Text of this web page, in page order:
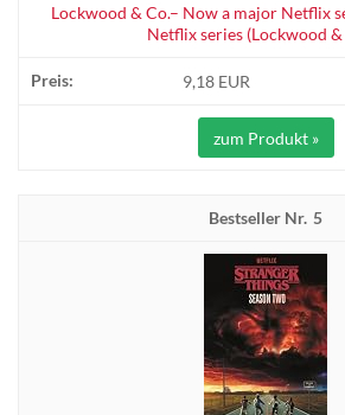
Lockwood & Co.– Now a major Netflix
Netflix series (Lockwood &
9,18 EUR
zum Produkt »
5